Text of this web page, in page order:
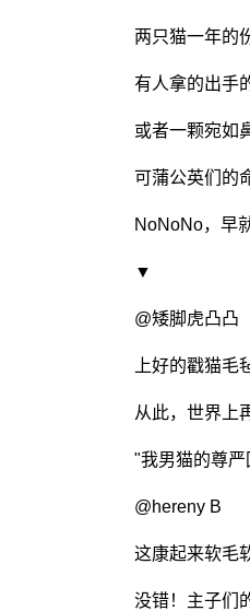
两只猫一年的
有人拿的出手
或者一颗宛如
可蒲公英们的
NoNoNo，早
▼
@矮脚虎凸凸
上好的戳猫
从此，世界上
"我男猫的尊
@hereny B
这康起来软毛
没错！主子们